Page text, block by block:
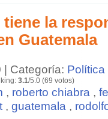
la
Guatemala
| Categoría: Política
3.1/5.0 (69 votos)
, roberto chiabra ,
, guatemala ,